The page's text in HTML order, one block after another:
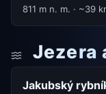
811 m n. m. · ~39
Jezera
Jakubský